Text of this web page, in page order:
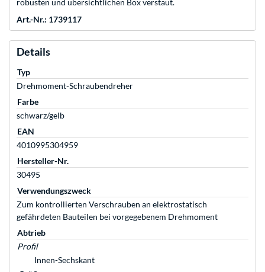
robusten und übersichtlichen Box verstaut.
Art.-Nr.: 1739117
Details
Typ
Drehmoment-Schraubendreher
Farbe
schwarz/gelb
EAN
4010995304959
Hersteller-Nr.
30495
Verwendungszweck
Zum kontrollierten Verschrauben an elektrostatisch
gefährdeten Bauteilen bei vorgegebenem Drehmoment
Abtrieb
Profil
Innen-Sechskant